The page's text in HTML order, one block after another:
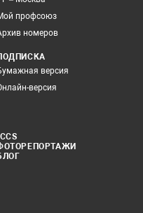
профсоюз
номеров
версия
версия
ICCS